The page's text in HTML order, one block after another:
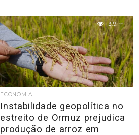
3.9 mil
ECONOMIA
Instabilidade geopolítica no
estreito de Ormuz prejudica
produção de arroz em